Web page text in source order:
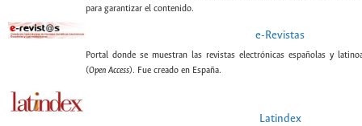
para garantizar el contenido.
e-Revistas
Portal donde se muestran las revistas electrónicas españolas y
(Open Access). Fue creado en España.
Latindex